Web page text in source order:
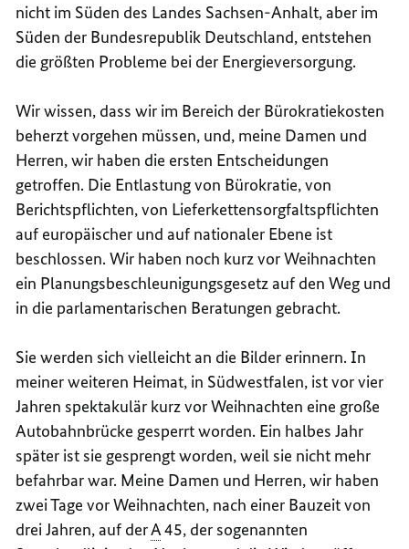
nicht im Süden des Landes Sachsen-Anhalt, aber im
Süden der Bundesrepublik Deutschland, entstehen
die größten Probleme bei der Energieversorgung.
Wir wissen, dass wir im Bereich der Bürokratiekosten
beherzt vorgehen müssen, und, meine Damen und
Herren, wir haben die ersten Entscheidungen
getroffen. Die Entlastung von Bürokratie, von
Berichtspflichten, von Lieferkettensorgfaltspflichten
auf europäischer und auf nationaler Ebene ist
beschlossen. Wir haben noch kurz vor Weihnachten
ein Planungsbeschleunigungsgesetz auf den Weg und
in die parlamentarischen Beratungen gebracht.
Sie werden sich vielleicht an die Bilder erinnern. In
meiner weiteren Heimat, in Südwestfalen, ist vor vier
Jahren spektakulär kurz vor Weihnachten eine große
Autobahnbrücke gesperrt worden. Ein halbes Jahr
später ist sie gesprengt worden, weil sie nicht mehr
befahrbar war. Meine Damen und Herren, wir haben
zwei Tage vor Weihnachten, nach einer Bauzeit von
drei Jahren, auf derA45, der sogenannten